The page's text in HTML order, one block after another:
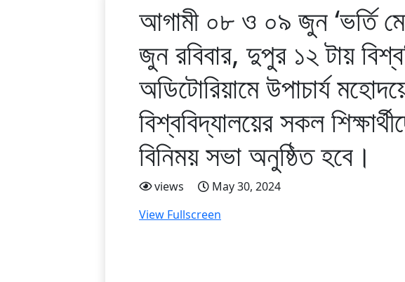
আগামী ০৮ ও ০৯ জুন ‘ভর্তি
জুন রবিবার, দুপুর ১২ টায়
অডিটোরিয়ামে উপাচার্য
বিশ্ববিদ্যালয়ের সকল
বিনিময় সভা অনুষ্ঠিত হবে।
views
May 30, 2024
View Fullscreen